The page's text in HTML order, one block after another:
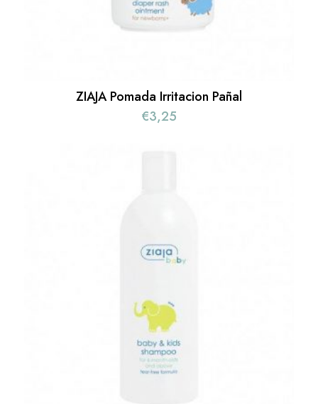
ZIAJA Pomada Irritacion Pañal
€3,25